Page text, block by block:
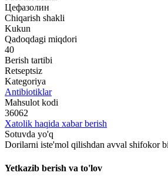
Цефазолин
Chiqarish shakli
Kukun
Qadoqdagi miqdori
40
Berish tartibi
Retseptsiz
Kategoriya
Antibiotiklar
Mahsulot kodi
36062
Xatolik haqida xabar berish
Sotuvda yo'q
Dorilarni iste'mol qilishdan avval shifokor
Yetkazib berish va to'lov